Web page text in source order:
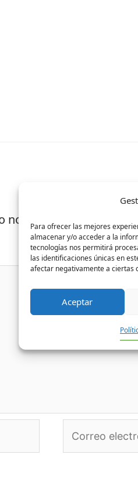
Para ofrecer las mejores
almacenar y/o acceder a la
tecnologías nos permitirá
las identificaciones únicas en
afectar negativamente a ciertas
Aceptar
será publicada.
Correo